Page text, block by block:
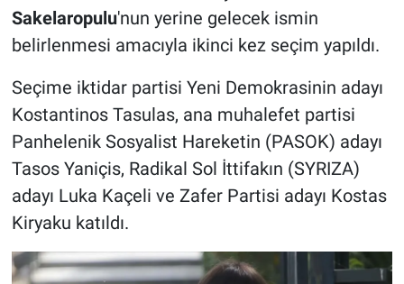
Sakelaropulu'nun yerine gelecek ismin
belirlenmesi amacıyla ikinci kez seçim yapıldı.
Seçime iktidar partisi Yeni Demokrasinin adayı
Kostantinos Tasulas, ana muhalefet partisi
Panhelenik Sosyalist Hareketin (PASOK) adayı
Tasos Yaniçis, Radikal Sol İttifakın (SYRIZA)
adayı Luka Kaçeli ve Zafer Partisi adayı Kostas
Kiryaku katıldı.